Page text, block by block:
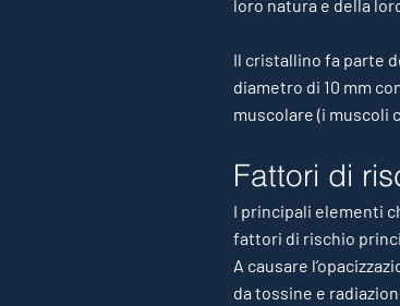
loro natura e della
Il cristallino fa parte
diametro di 10 mm
muscolare (i muscoli
Fattori di
I principali elementi
fattori di rischio
A causare
da tossine e